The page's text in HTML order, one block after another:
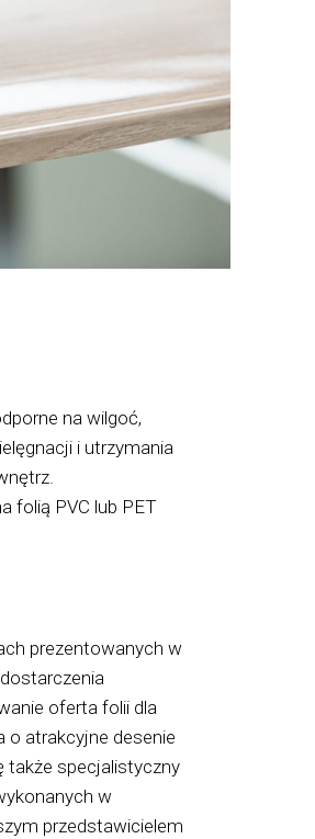
na wilgoć,
i utrzymania
folią PVC lub PET
prezentowanych w
oferta folii dla
o atrakcyjne desenie
także specjalistyczny
w
przedstawicielem